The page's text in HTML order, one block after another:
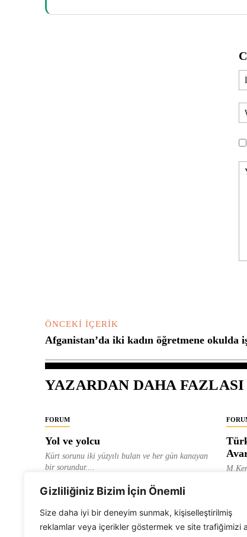
Gizliliğiniz Bizim İçin Önemli
Size daha iyi bir deneyim sunmak, kişiselleştirilmiş
reklamlar veya içerikler göstermek ve site trafiğimizi
ÖNCEKI İÇERIK
Afganistan’da iki kadın öğretmene okulda
YAZARDAN DAHA FAZLASI
FORUM
Yol ve yolcu
Kürt sorunu iki yüzyılı bulan ve her gün kanayan
bir sorundur....
ve